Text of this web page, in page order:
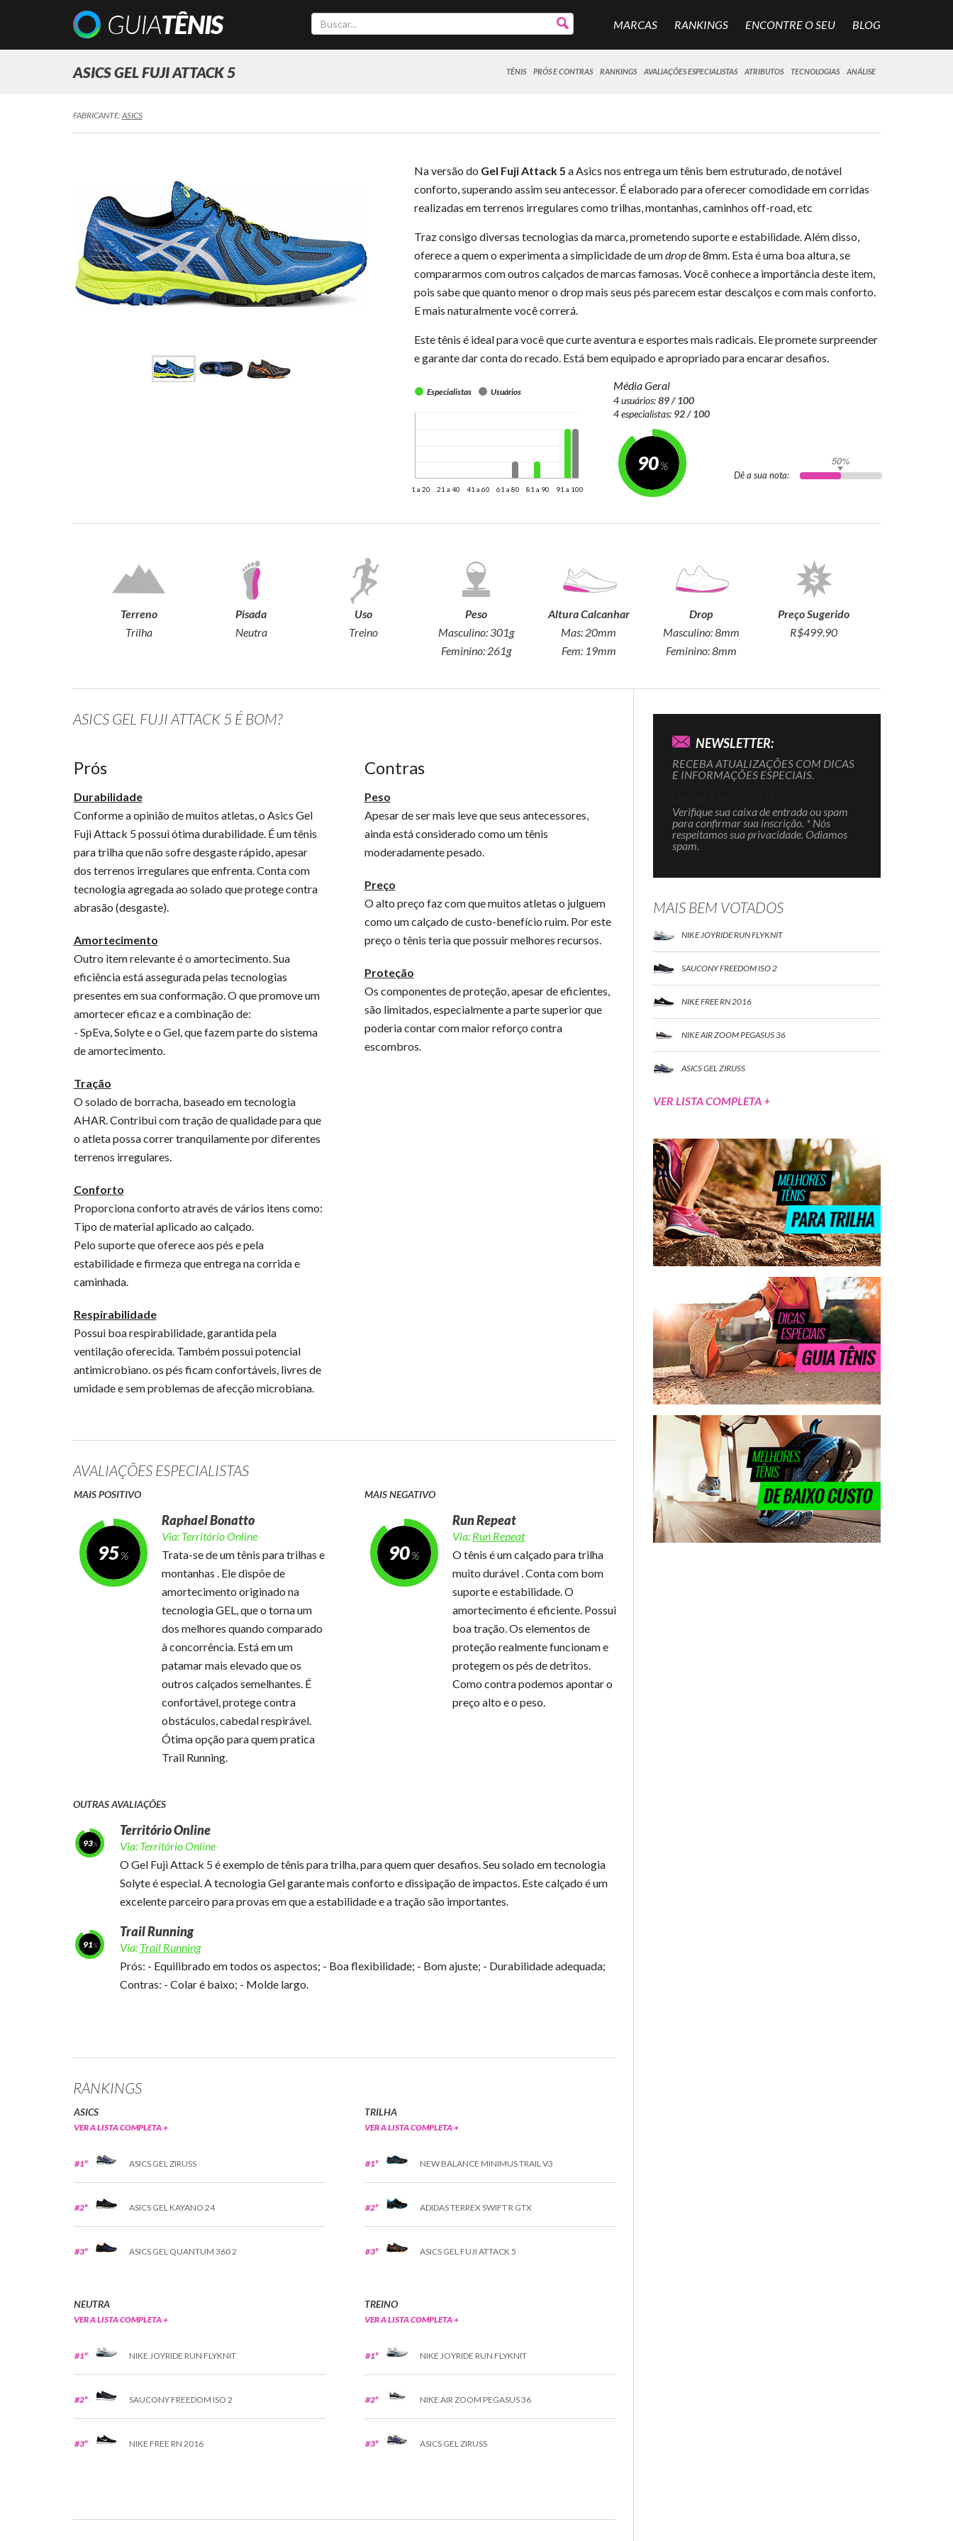
MARCAS RANKINGS ENCONTRE O SEU BLOG
ASICS GEL FUJI ATTACK 5 TÊNIS PRÓS E CONTRAS RANKINGS AVALIAÇÕES ESPECIALISTAS ATRIBUTOS TECNOLOGIAS ANÁLISE
FABRICANTE:ASICS
Na versão do Gel Fuji Attack 5 a Asics nos entrega um tênis bem estruturado, de notável
conforto, superando assim seu antecessor. É elaborado para oferecer comodidade em corridas
realizadas em terrenos irregulares como trilhas, montanhas, caminhos off-road, etc
Traz consigo diversas tecnologias da marca, prometendo suporte e estabilidade. Além disso,
oferece a quem o experimenta a simplicidade de umdropde 8mm. Esta é uma boa altura, se
compararmos com outros calçados de marcas famosas. Você conhece a importância deste item,
pois sabe que quanto menor o drop mais seus pés parecem estar descalços e com mais conforto.
E mais naturalmente você correrá.
Este tênis é ideal para você que curte aventura e esportes mais radicais. Ele promete surpreender
e garante dar conta do recado. Está bem equipado e apropriado para encarar desafios.
Especialistas Usuários
1 a 20 21 a 40 41 a 60 61 a 80 81 a 90 91 a 100
Média Geral
4 usuários:89 / 100
4 especialistas: 92 / 100
90
Dê a sua nota:
50%
Terreno
Trilha
Pisada
Neutra
Uso
Treino
Peso
Masculino: 301g
Feminino: 261g
Altura Calcanhar
Mas: 20mm
Fem: 19mm
Drop
Masculino:8mm
Feminino:8mm
Preço Sugerido
R$499.90
ASICS GEL FUJI ATTACK 5 É BOM?
Prós
Durabilidade
Conforme a opinião de muitos atletas, o Asics Gel
Fuji Attack 5 possui ótima durabilidade. É um tênis
para trilha que não sofre desgaste rápido, apesar
dos terrenos irregulares que enfrenta. Conta com
tecnologia agregada ao solado que protege contra
abrasão (desgaste).
Amortecimento
Outro item relevante é o amortecimento. Sua
eficiência está assegurada pelas tecnologias
presentes em sua conformação. O que promove um
amortecer eficaz e a combinação de:
- SpEva, Solyte e o Gel, que fazem parte do sistema
de amortecimento.
Tração
O solado de borracha, baseado em tecnologia
AHAR. Contribui com tração de qualidade para que
o atleta possa correr tranquilamente por diferentes
terrenos irregulares.
Conforto
Proporciona conforto através de vários itens como:
Tipo de material aplicado ao calçado.
Pelo suporte que oferece aos pés e pela
estabilidade e firmeza que entrega na corrida e
caminhada.
Respirabilidade
Possui boa respirabilidade, garantida pela
ventilação oferecida. Também possui potencial
antimicrobiano. os pés ficam confortáveis, livres de
umidade e sem problemas de afecção microbiana.
Contras
Peso
Apesar de ser mais leve que seus antecessores,
ainda está considerado como um tênis
moderadamente pesado.
Preço
O alto preço faz com que muitos atletas o julguem
como um calçado de custo-benefício ruim. Por este
preço o tênis teria que possuir melhores recursos.
Proteção
Os componentes de proteção, apesar de eficientes,
são limitados, especialmente a parte superior que
poderia contar com maior reforço contra
escombros.
AVALIAÇÕES ESPECIALISTAS
MAIS POSITIVO
95
Raphael Bonatto
Via: Território Online
Trata-se de um tênis para trilhas e
montanhas . Ele dispõe de
amortecimento originado na
tecnologia GEL, que o torna um
dos melhores quando comparado
à concorrência. Está em um
patamar mais elevado que os
outros calçados semelhantes. É
confortável, protege contra
obstáculos, cabedal respirável.
Ótima opção para quem pratica
Trail Running.
MAIS NEGATIVO
90
Run Repeat
Via: Run Repeat
O tênis é um calçado para trilha
muito durável . Conta com bom
suporte e estabilidade. O
amortecimento é eficiente. Possui
boa tração. Os elementos de
proteção realmente funcionam e
protegem os pés de detritos.
Como contra podemos apontar o
preço alto e o peso.
OUTRAS AVALIAÇÕES
93
Território Online
Via: Território Online
O Gel Fuji Attack 5 é exemplo de tênis para trilha, para quem quer desafios. Seu solado em tecnologia
Solyte é especial. A tecnologia Gel garante mais conforto e dissipação de impactos. Este calçado é um
excelente parceiro para provas em que a estabilidade e a tração são importantes.
91
Trail Running
Via: Trail Running
Prós: - Equilibrado em todos os aspectos; - Boa flexibilidade; - Bom ajuste; - Durabilidade adequada;
Contras: - Colar é baixo; - Molde largo.
RANKINGS
ASICS
VER A LISTA COMPLETA +
#1º ASICS GEL ZIRUSS
#2º ASICS GEL KAYANO 24
#3º ASICS GEL QUANTUM 360 2
TRILHA
VER A LISTA COMPLETA +
#1º NEW BALANCE MINIMUS TRAIL V3
#2º ADIDAS TERREX SWIFT R GTX
#3º ASICS GEL FUJI ATTACK 5
NEUTRA
VER A LISTA COMPLETA +
#1º NIKE JOYRIDE RUN FLYKNIT
#2º SAUCONY FREEDOM ISO 2
#3º NIKE FREE RN 2016
TREINO
VER A LISTA COMPLETA +
#1º NIKE JOYRIDE RUN FLYKNIT
#2º NIKE AIR ZOOM PEGASUS 36
#3º ASICS GEL ZIRUSS
NEWSLETTER:
RECEBA ATUALIZAÇÕES COM DICAS
E INFORMAÇÕES ESPECIAIS.
Verifique sua caixa de entrada ou spam
para confirmar sua inscrição. * Nós
respeitamos sua privacidade. Odiamos
spam.
MAIS BEM VOTADOS
NIKE JOYRIDE RUN FLYKNIT
SAUCONY FREEDOM ISO 2
NIKE FREE RN 2016
NIKE AIR ZOOM PEGASUS 36
ASICS GEL ZIRUSS
VER LISTA COMPLETA +